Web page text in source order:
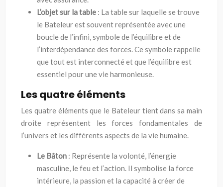
L’objet sur la table : La table sur laquelle se trouve
le Bateleur est souvent représentée avec une
boucle de l’infini, symbole de l’équilibre et de
l’interdépendance des forces. Ce symbole rappelle
que tout est interconnecté et que l’équilibre est
essentiel pour une vie harmonieuse.
Les quatre éléments
Les quatre éléments que le Bateleur tient dans sa main
droite représentent les forces fondamentales de
l’univers et les différents aspects de la vie humaine.
Le Bâton : Représente la volonté, l’énergie
masculine, le feu et l’action. Il symbolise la force
intérieure, la passion et la capacité à créer de